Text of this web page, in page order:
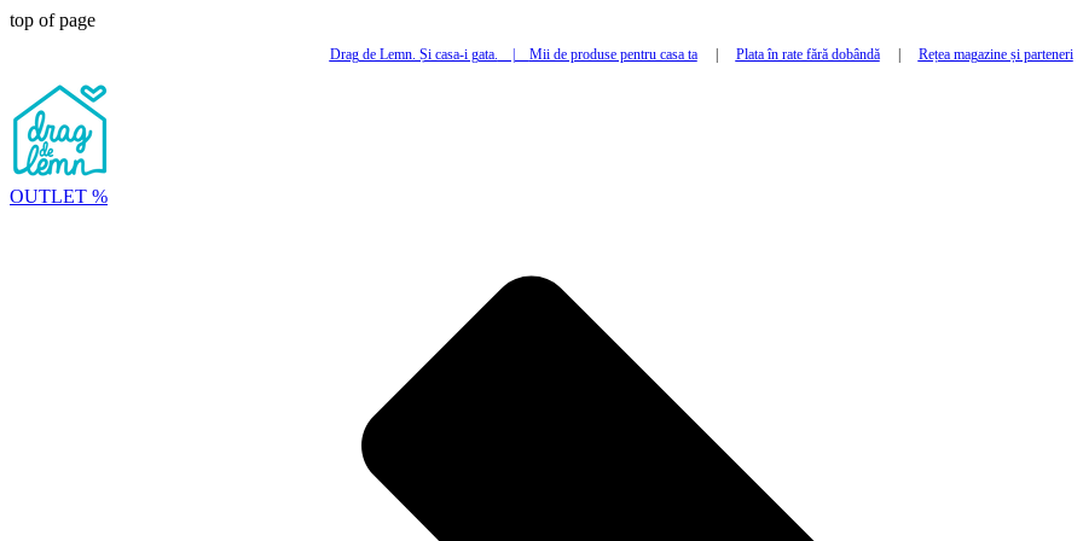
top of page
Drag de Lemn. Și casa-i gata. Mii de produse pentru casa ta| Plata în rate fără dobândă| Rețea magazine și parteneri
OUTLET %